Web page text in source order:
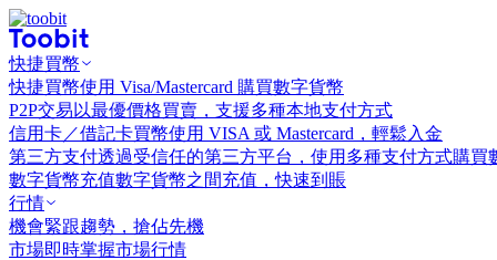
快捷買幣
快捷買幣使用 Visa/Mastercard 購買數字貨幣
P2P交易 以最優價格買賣，支援多種本地支付方式
信用卡／借記卡買幣使用 VISA 或 Mastercard，輕鬆入金
第三方支付透過受信任的第三方平台，使用多種支付方式購買
數字貨幣充值數字貨幣之間充值，快速到賬
行情
機會緊跟趨勢，搶佔先機
市場即時掌握市場行情